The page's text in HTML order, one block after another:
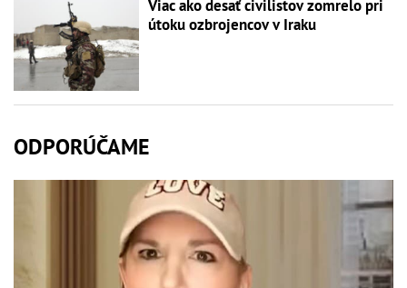
Viac ako desať civilistov zomrelo pri
útoku ozbrojencov v Iraku
ODPORÚČAME